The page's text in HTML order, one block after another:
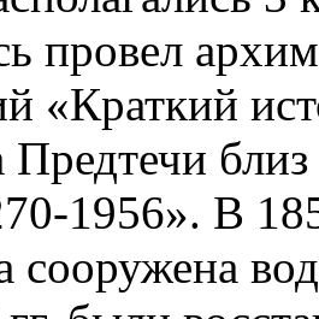
провел
«Краткий
Предтечи
1956». В
сооружена